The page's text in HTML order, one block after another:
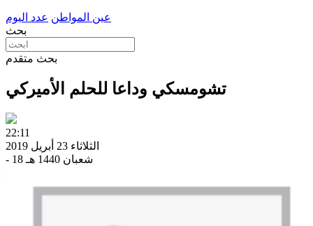
عين المواطن عدد اليوم
بحث
بحث متقدم
تشومسكي وداعا للحلم الأميركي
22:11
الثلاثاء 23 أبريل 2019
- 18 شعبان 1440 هـ